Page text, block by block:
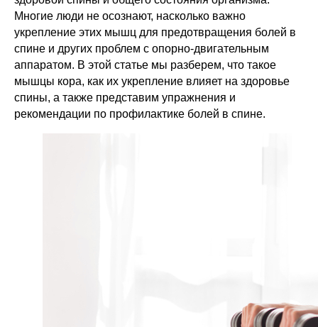
Многие люди не осознают, насколько важно
укрепление этих мышц для предотвращения болей в
спине и других проблем с опорно-двигательным
аппаратом. В этой статье мы разберем, что такое
мышцы кора, как их укрепление влияет на здоровье
спины, а также представим упражнения и
рекомендации по профилактике болей в спине.